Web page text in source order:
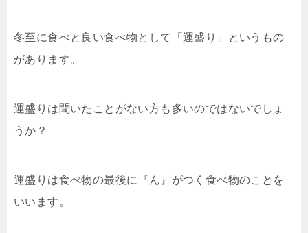
冬至に食べと良い食べ物として「運盛り」というもの
があります。
運盛りは聞いたことがない方も多いのではないでしょ
うか？
運盛りは食べ物の最後に『ん』がつく食べ物のことを
いいます。